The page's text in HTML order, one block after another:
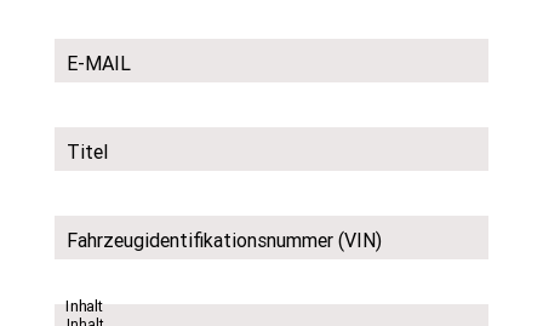
E-MAIL
Titel
Fahrzeugidentifikationsnummer (VIN)
Inhalt